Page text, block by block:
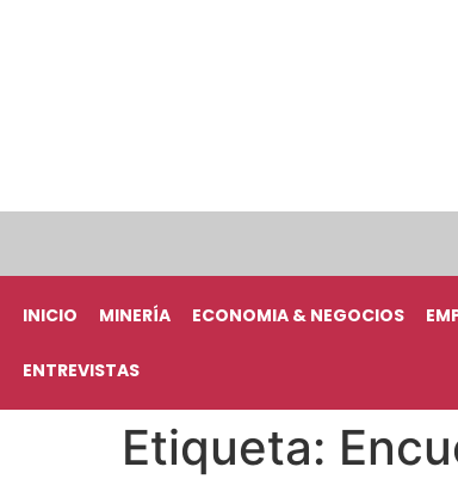
INICIO MINERÍA ECONOMIA & NEGOCIOS
ENTREVISTAS
Etiqueta: